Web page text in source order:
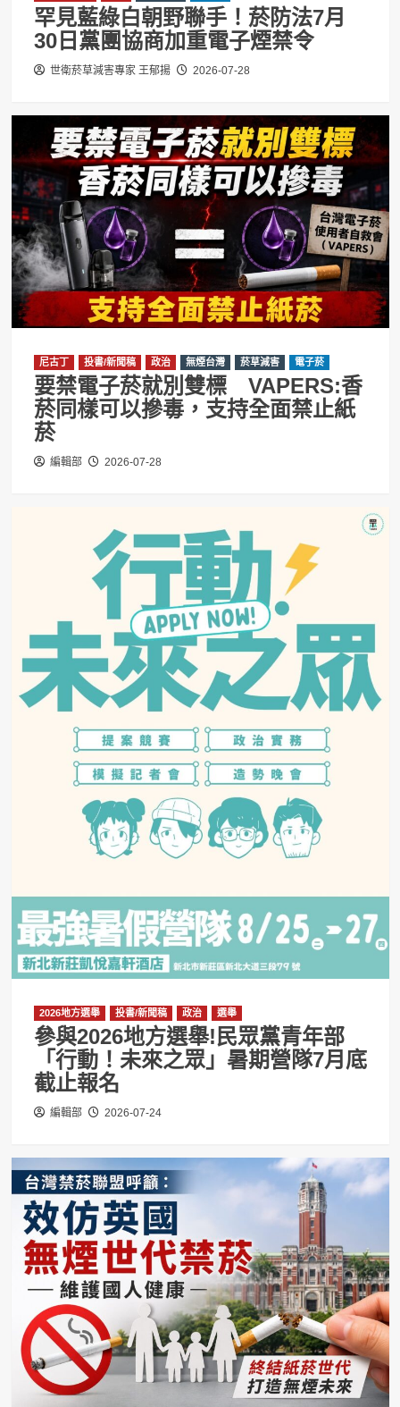
罕見藍綠白朝野聯手！菸防法7月
30日黨團協商加重電子煙禁令
世衛菸草減害專家 王郁揚 2026-07-28
尼古丁 投書/新聞稿 政治 無煙台灣 菸草減害 電子菸
要禁電子菸就別雙標 VAPERS:香
菸同樣可以摻毒，支持全面禁止紙
菸
編輯部 2026-07-28
2026地方選舉 投書/新聞稿 政治 選舉
參與2026地方選舉!民眾黨青年部
「行動！未來之眾」暑期營隊7月底
截止報名
編輯部 2026-07-24